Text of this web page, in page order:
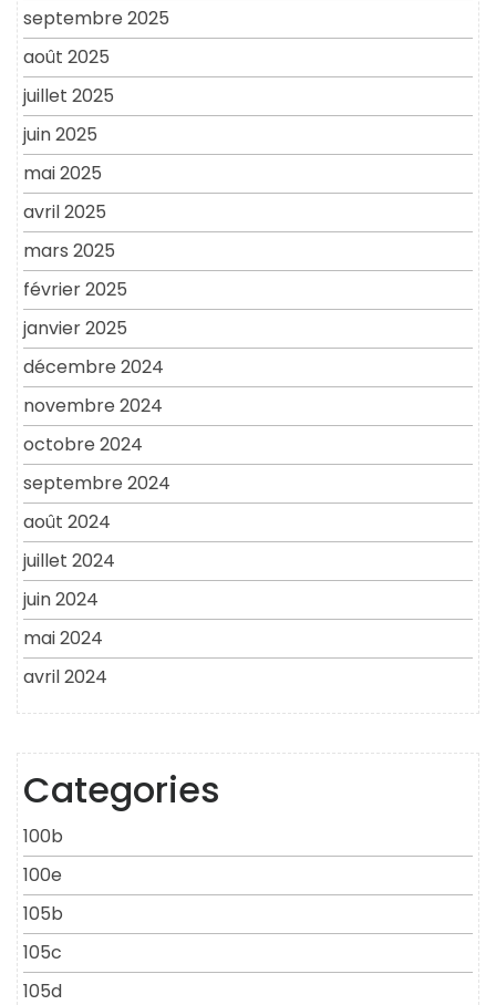
septembre 2025
août 2025
juillet 2025
juin 2025
mai 2025
avril 2025
mars 2025
février 2025
janvier 2025
décembre 2024
novembre 2024
octobre 2024
septembre 2024
août 2024
juillet 2024
juin 2024
mai 2024
avril 2024
Categories
100b
100e
105b
105c
105d